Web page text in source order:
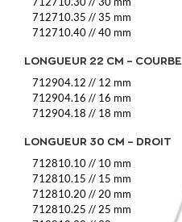
712710.35 //35 mm
712710.40//40 mm
LONGUEUR 22 CM – COURBE
712904.12 // 12 mm
712904.16 // 16 mm
712904.18 // 18 mm
LONGUEUR 30 CM – DROIT
712810.10// 10 mm
712810.15 // 15 mm
712810.20// 20 mm
712810.25 // 25 mm